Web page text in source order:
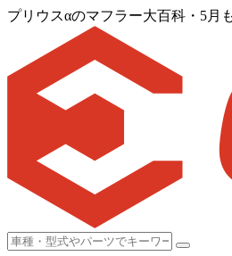
プリウスαのマフラー大百科・5月